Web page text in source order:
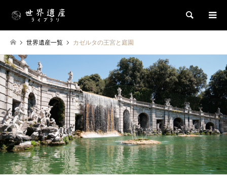
検索
世界遺産一覧 カゼルタの王宮と庭園